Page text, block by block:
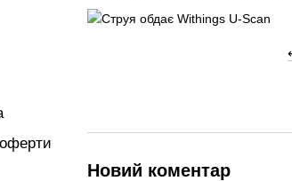
Новий коментар
оферти